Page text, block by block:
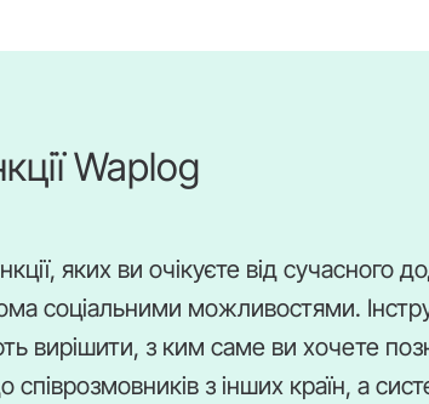
Waplog
яких ви очікуєте від сучасного
соціальними можливостями.
вирішити, з ким саме ви хочете
з інших країн, а